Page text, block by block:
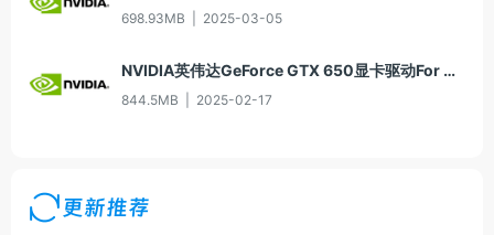
698.93MB 2025-03-05
NVIDIA英伟达GeForce GTX 650显卡驱动For Win10-64
844.5MB 2025-02-17
更新推荐